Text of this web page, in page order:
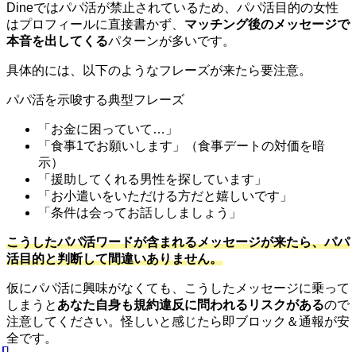
Dineではパパ活が禁止されているため、パパ活目的の女性
はプロフィールに直接書かず、 マッチング後のメッセージで
本音を出してくるパターンが多いです。
具体的には、以下のようなフレーズが来たら要注意。
パパ活を示唆する典型フレーズ
「お金に困っていて…」
「食事1でお願いします」（食事デートの対価を暗
示）
「援助してくれる男性を探しています」
「お小遣いをいただける方だと嬉しいです」
「条件は会ってお話ししましょう」
こうしたパパ活ワードが含まれるメッセージが来たら、パパ
活目的と判断して間違いありません。
仮にパパ活に興味がなくても、こうしたメッセージに乗って
しまうと あなた自身も規約違反に問われるリスクがあるので
注意してください。怪しいと感じたら即ブロック＆通報が安
全です。